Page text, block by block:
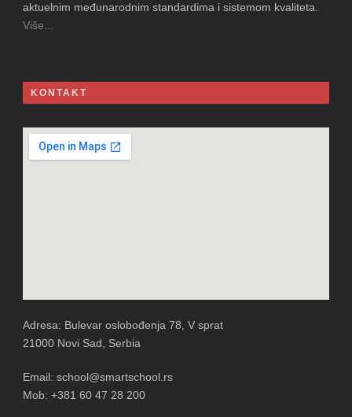
aktuelnim međunarodnim standardima i sistemom kvaliteta.
Više...
KONTAKT
Adresa: Bulevar oslobođenja 78, V sprat
21000 Novi Sad, Serbia
Email: school@smartschool.rs
Mob: +381 60 47 28 200